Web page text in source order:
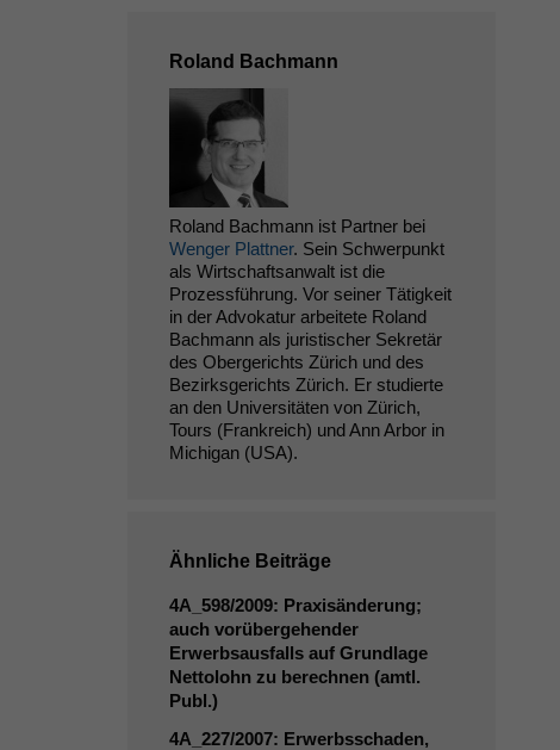
Roland Bachmann
Roland Bachmann ist Partner bei
Wenger Plattner. Sein Schwerpunkt
als Wirtschaftsanwalt ist die
Prozessführung. Vor seiner Tätigkeit
in der Advokatur arbeitete Roland
Bachmann als juristischer Sekretär
des Obergerichts Zürich und des
Bezirksgerichts Zürich. Er studierte
an den Universitäten von Zürich,
Tours (Frankreich) und Ann Arbor in
Michigan (USA).
Ähnliche Beiträge
4A_598/2009: Praxisänderung;
auch vorübergehender
Erwerbsausfalls auf Grundlage
Nettolohn zu berechnen (amtl.
Publ.)
4A_227/2007: Erwerbsschaden,